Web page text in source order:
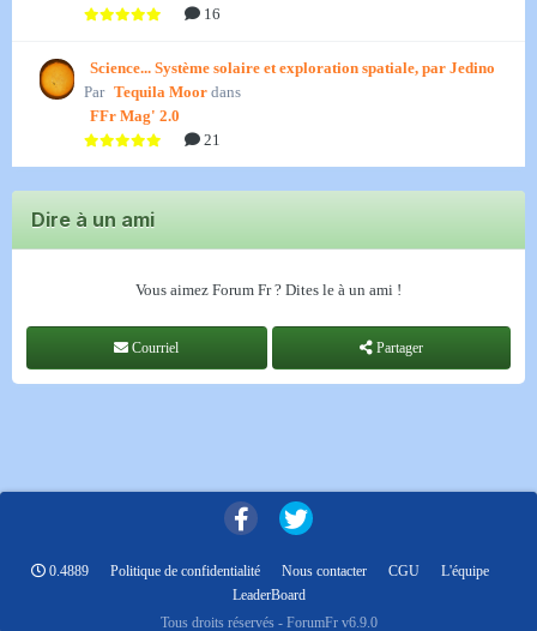
16
Science... Système solaire et exploration spatiale, par Jedino
Par Tequila Moor dans
FFr Mag' 2.0
21
Dire à un ami
Vous aimez Forum Fr ? Dites le à un ami !
Courriel Partager
0.4889 Politique de confidentialité Nous contacter CGU
L'équipe
LeaderBoard
Tous droits réservés - ForumFr v6.9.0